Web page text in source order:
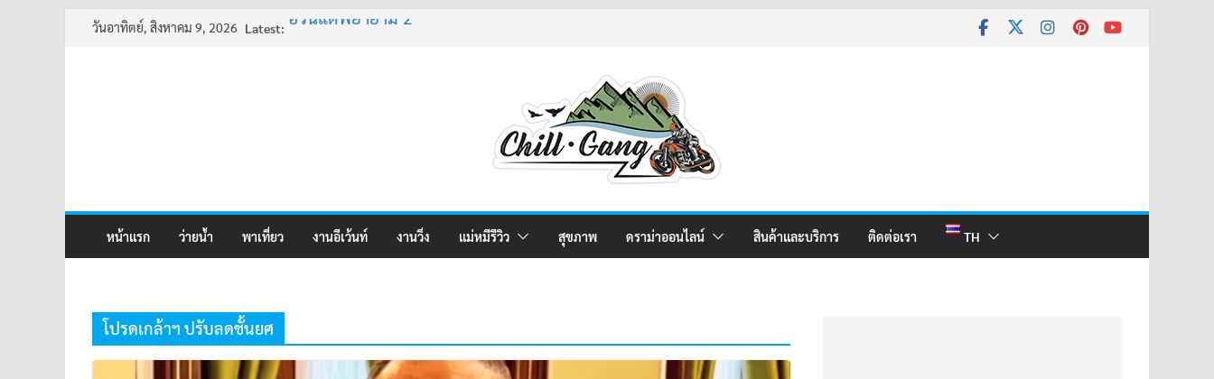
Skipวันอาทิตย์, สิงหาคม 9, 2026 Latest:
หน้าแรก ว่ายน้ำ พาเที่ยว งานอีเว้นท์ งานวิ่ง แม่หมีรีวิว สุขภาพ ดราม่าออนไลน์ สินค้าและบริการ ติดต่อเรา TH
โปรดเกล้าฯ ปรับลดชั้นยศ